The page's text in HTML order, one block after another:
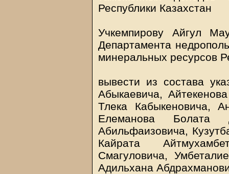
Республики Казахстан
Учкемпирову Айгул
Департамента
минеральных ресурсов
вывести из состава
Абыкаевича,
Тлека Кабыкеновича,
Елеманова Болата
Абильфаизовича,
Кайрата
Смагуловича,
Адильхана